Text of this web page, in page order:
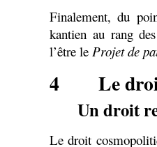
Finalement, du
kantien au rang
l’être le Projet de
4 Le
Un droit
Le droit